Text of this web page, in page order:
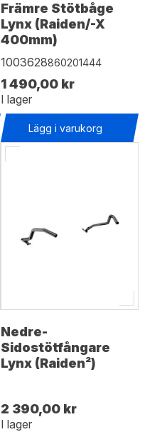
Främre Stötbåge
Lynx (Raiden/-X
400mm)
1003628860201444
1 490,00 kr
I lager
Lägg i varukorg
Nedre-
Sidostötfångare
Lynx (Raiden²)
2 390,00 kr
I lager